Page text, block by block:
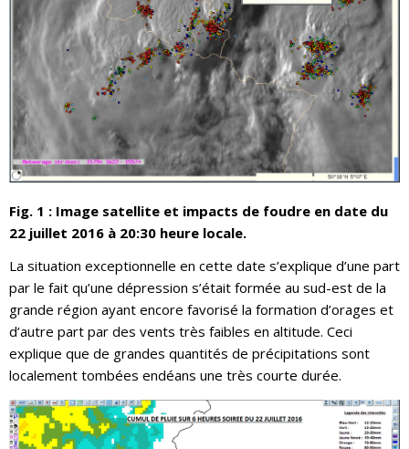
Fig. 1 : Image satellite et impacts de foudre en date du
22 juillet 2016 à 20:30 heure locale.
La situation exceptionnelle en cette date s’explique d’une part
par le fait qu’une dépression s’était formée au sud-est de la
grande région ayant encore favorisé la formation d’orages et
d’autre part par des vents très faibles en altitude. Ceci
explique que de grandes quantités de précipitations sont
localement tombées endéans une très courte durée.